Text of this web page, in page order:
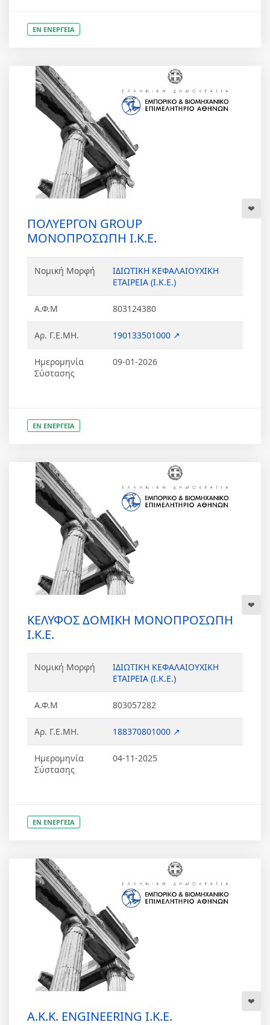
ΕΝ ΕΝΕΡΓΕΙΑ
ΠΟΛΥΕΡΓΟΝ GROUP
ΜΟΝΟΠΡΟΣΩΠΗ Ι.Κ.Ε.
Νομική Μορφή
ΙΔΙΩΤΙΚΗ ΚΕΦΑΛΑΙΟΥΧΙΚΗ
ΕΤΑΙΡΕΙΑ (Ι.Κ.Ε.)
Α.Φ.Μ 803124380
Αρ. Γ.Ε.ΜΗ. 190133501000 ↗
Ημερομηνία
Σύστασης
09-01-2026
ΕΝ ΕΝΕΡΓΕΙΑ
ΚΕΛΥΦΟΣ ΔΟΜΙΚΗ ΜΟΝΟΠΡΟΣΩΠΗ
Ι.Κ.Ε.
Νομική Μορφή
ΙΔΙΩΤΙΚΗ ΚΕΦΑΛΑΙΟΥΧΙΚΗ
ΕΤΑΙΡΕΙΑ (Ι.Κ.Ε.)
Α.Φ.Μ 803057282
Αρ. Γ.Ε.ΜΗ. 188370801000 ↗
Ημερομηνία
Σύστασης
04-11-2025
ΕΝ ΕΝΕΡΓΕΙΑ
Α.Κ.Κ. ENGINEERING Ι.Κ.Ε.